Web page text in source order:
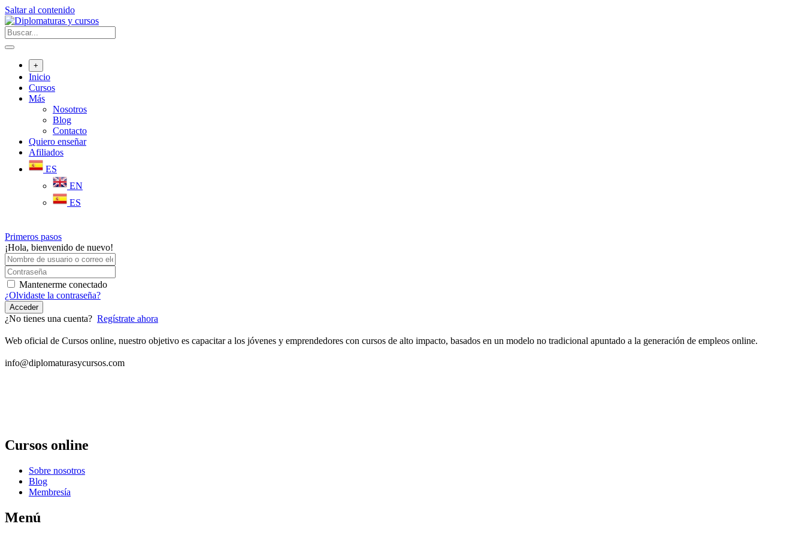
Saltar al contenido
+
Inicio
Cursos
Más
Nosotros
Blog
Contacto
Quiero enseñar
Afiliados
ES
EN
ES
Primeros pasos
¡Hola, bienvenido de nuevo!
Mantenerme conectado
¿Olvidaste la contraseña?
Acceder
¿No tienes una cuenta? Regístrate ahora
Web oficial de Cursos online, nuestro objetivo es capacitar a los jóvenes y emprendedores con cursos de alto impacto, basados en un modelo no tradicional apuntado a la generación de empleos online.
info@diplomaturasycursos.com
Cursos online
Sobre nosotros
Blog
Membresía
Menú